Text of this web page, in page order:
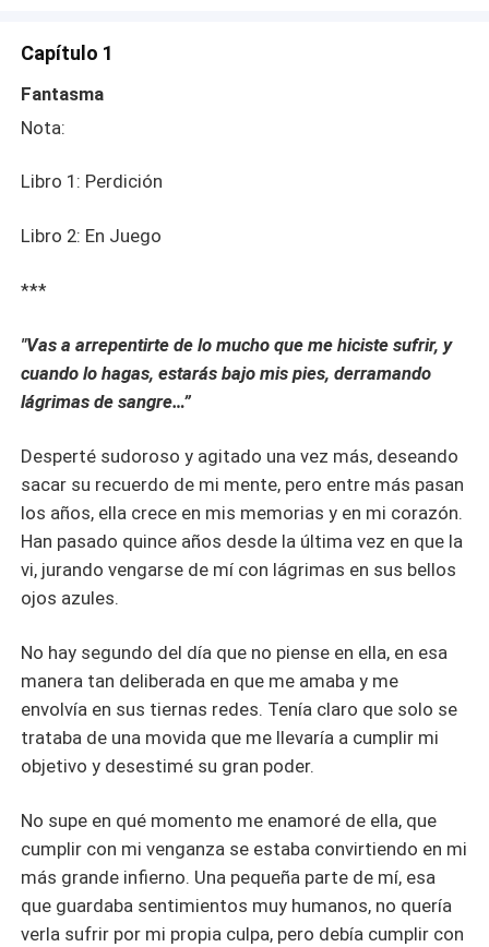
Capítulo 1
Fantasma
Nota:
Libro 1: Perdición
Libro 2: En Juego
***
"Vas a arrepentirte de lo mucho que me hiciste sufrir, y
cuando lo hagas, estarás bajo mis pies, derramando
lágrimas de sangre…”
Desperté sudoroso y agitado una vez más, deseando
sacar su recuerdo de mi mente, pero entre más pasan
los años, ella crece en mis memorias y en mi corazón.
Han pasado quince años desde la última vez en que la
vi, jurando vengarse de mí con lágrimas en sus bellos
ojos azules.
No hay segundo del día que no piense en ella, en esa
manera tan deliberada en que me amaba y me
envolvía en sus tiernas redes. Tenía claro que solo se
trataba de una movida que me llevaría a cumplir mi
objetivo y desestimé su gran poder.
No supe en qué momento me enamoré de ella, que
cumplir con mi venganza se estaba convirtiendo en mi
más grande infierno. Una pequeña parte de mí, esa
que guardaba sentimientos muy humanos, no quería
verla sufrir por mi propia culpa, pero debía cumplir con